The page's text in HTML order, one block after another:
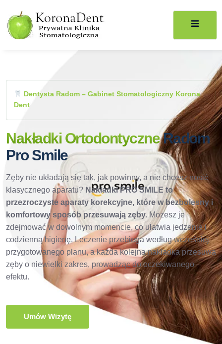
Dentysta Radom – Gabinet Stomatologiczny Korona
Dent
Nakładki OrtodontyczneRadom
Pro Smile
Zęby nie układają się tak, jak powinny, a nie chcesz nosić
klasycznego aparatu? Nakładki PRO SMILE to
przezroczyste aparaty korekcyjne, które w bezbolesny i
komfortowy sposób przesuwają zęby. Możesz je
zdejmować w dowolnym momencie, co ułatwia jedzenie i
codzienną higienę. Leczenie przebiega według wcześniej
przygotowanego planu, a każda kolejna nakładka przesuwa
zęby o niewielki zakres, prowadząc do oczekiwanego
efektu.
Umów Wizytę